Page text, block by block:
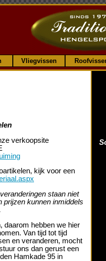
Vliegvissen
verkoopsite
kijk voor een
staan niet
prijzen kunnen inmiddels
daarom hebben we hier
Van tijd tot tijd
en veranderen, mocht
ons dan gerust een
Hamkade 95 in